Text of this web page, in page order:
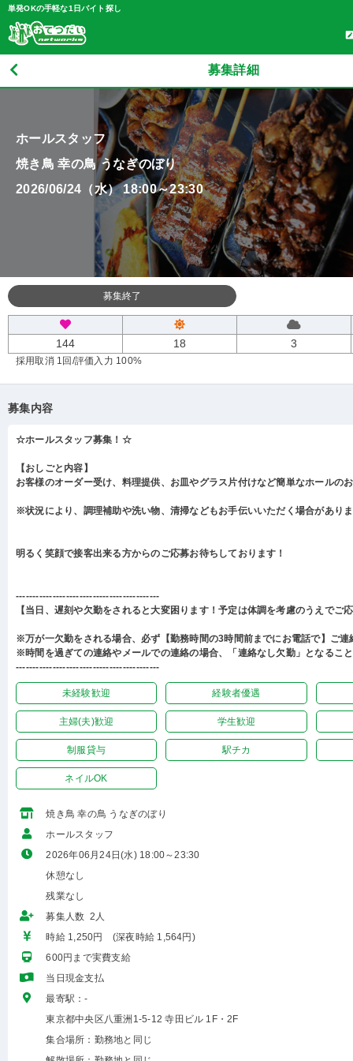
単発OKの手軽な1日バイト探し
募集詳細
ホールスタッフ
焼き鳥 幸の鳥 うなぎのぼり
2026/06/24（水） 18:00～23:30
募集終了
144 18 3
採用取消 1回 /評価入力 100%
募集内容
☆ホールスタッフ募集！☆
【おしごと内容】
お客様のオーダー受け、料理提供、お皿やグラス片付けなど簡単なホールの
※状況により、調理補助や洗い物、清掃などもお手伝いいただく場合があり
明るく笑顔で接客出来る方からのご応募お待ちしております！
-------------------------------------------
【当日、遅刻や欠勤をされると大変困ります！予定は体調を考慮のうえでご
※万が一欠勤をされる場合、必ず【勤務時間の3時間前までにお電話で】ご連
※時間を過ぎての連絡やメールでの連絡の場合、「連絡なし欠勤」となるこ
-------------------------------------------
未経験歓迎 経験者優遇
主婦(夫)歓迎 学生歓迎
制服貸与 駅チカ
ネイルOK
焼き鳥 幸の鳥 うなぎのぼり
ホールスタッフ
2026年06月24日(水) 18:00～23:30
休憩なし
残業なし
募集人数 2人
時給 1,250円 (深夜時給 1,564円)
600円まで実費支給
当日現金支払
最寄駅：-
東京都中央区八重洲1-5-12 寺田ビル 1F・2F
集合場所：勤務地と同じ